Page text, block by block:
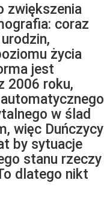
zwiększenia
coraz
życia
jest
2006 roku,
w ślad
więc Duńczycy
by sytuacje
stanu rzeczy
dlatego nikt